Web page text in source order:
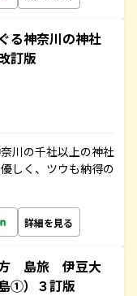
る神奈川の神社
訂版
川の千社以上の神社
しく、ツウも納得の
詳細を見る
島旅 伊豆大
①）３訂版